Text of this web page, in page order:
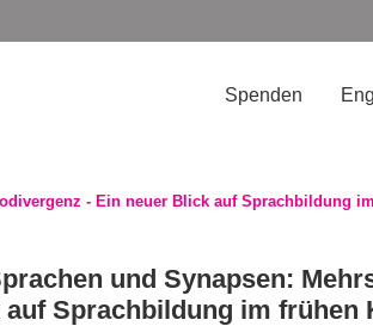
Spenden
- Ein neuer Blick auf Sprachbildung
und Synapsen:
Sprachbildung im frühen